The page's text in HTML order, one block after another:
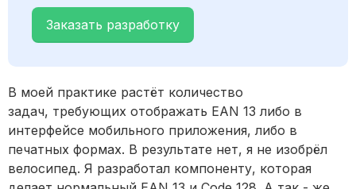
Заказать разработку
В моей практике растёт количество
задач, требующих отображать EAN 13 либо в
интерфейсе мобильного приложения, либо в
печатных формах. В результате нет, я не изобрёл
велосипед. Я разработал компоненту, которая